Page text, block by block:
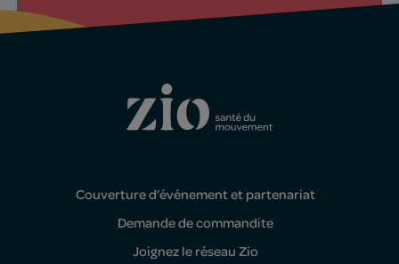
Couverture d’événement et partenariat
Demande de commandite
Joignez le réseau Zio